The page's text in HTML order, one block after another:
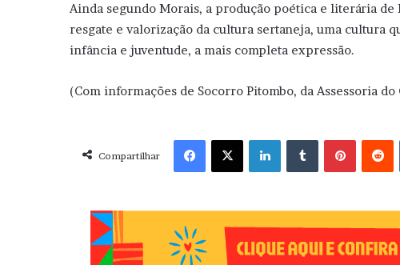
Ainda segundo Morais, a produção poética e literária
resgate e valorização da cultura sertaneja, uma cultura
infância e juventude, a mais completa expressão.
(Com informações de Socorro Pitombo, da Assessoria do
Compartilhar
Facebook X Linkedin